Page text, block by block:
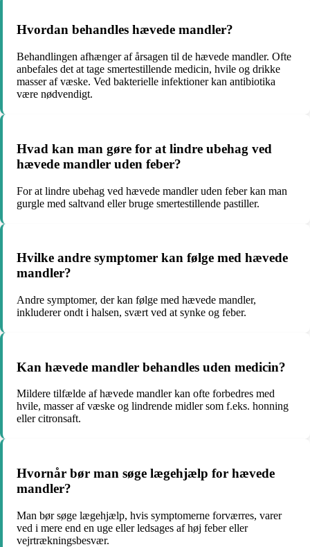
Hvordan behandles hævede mandler?
Behandlingen afhænger af årsagen til de hævede mandler. Ofte
anbefales det at tage smertestillende medicin, hvile og drikke
masser af væske. Ved bakterielle infektioner kan antibiotika
være nødvendigt.
Hvad kan man gøre for at lindre ubehag ved
hævede mandler uden feber?
For at lindre ubehag ved hævede mandler uden feber kan man
gurgle med saltvand eller bruge smertestillende pastiller.
Hvilke andre symptomer kan følge med hævede
mandler?
Andre symptomer, der kan følge med hævede mandler,
inkluderer ondt i halsen, svært ved at synke og feber.
Kan hævede mandler behandles uden medicin?
Mildere tilfælde af hævede mandler kan ofte forbedres med
hvile, masser af væske og lindrende midler som f.eks. honning
eller citronsaft.
Hvornår bør man søge lægehjælp for hævede
mandler?
Man bør søge lægehjælp, hvis symptomerne forværres, varer
ved i mere end en uge eller ledsages af høj feber eller
vejrtrækningsbesvær.